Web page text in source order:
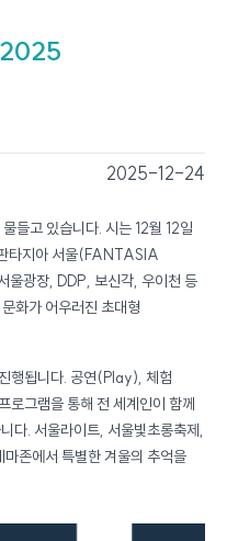
2025
2025-12-24
트서울소식
들고 있습니다. 시는 12월 12일
(FANTASIA
SEOUL)'을 주제로 광화문광장, 청계천, 서울광장, DDP, 보신각, 우이천 등
니다. 공연(Play), 체험
전 세계인이 함께
롱축제,